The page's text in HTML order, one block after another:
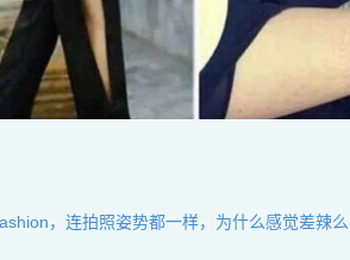
，连拍照姿势都一样，为什么感觉差辣